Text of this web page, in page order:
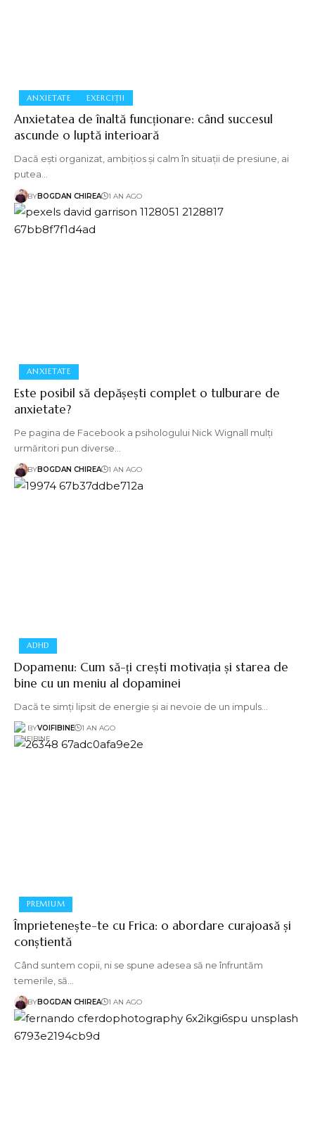
ANXIETATE EXERCIȚII
Anxietatea de înaltă funcționare: când succesul
ascunde o luptă interioară
Dacă ești organizat, ambițios și calm în situații de presiune, ai
putea…
BYBOGDAN CHIREA 1 AN AGO
ANXIETATE
Este posibil să depășești complet o tulburare de
anxietate?
Pe pagina de Facebook a psihologului Nick Wignall mulți
urmăritori pun diverse…
BYBOGDAN CHIREA 1 AN AGO
ADHD
Dopamenu: Cum să-ți crești motivația și starea de
bine cu un meniu al dopaminei
Dacă te simți lipsit de energie și ai nevoie de un impuls…
BYVOIFIBINE 1 AN AGO
PREMIUM
Împrietenește-te cu Frica: o abordare curajoasă și
conștientă
Când suntem copii, ni se spune adesea să ne înfruntăm
temerile, să…
BYBOGDAN CHIREA 1 AN AGO